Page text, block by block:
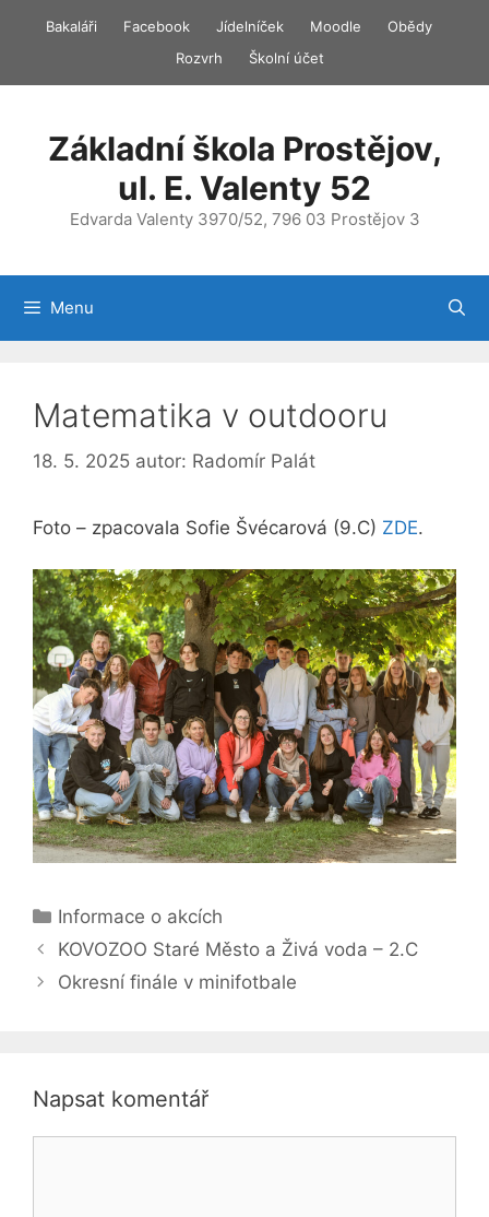
Bakaláři Facebook Jídelníček Moodle
Obědy
Rozvrh
Školní účet
Základní škola Prostějov,
ul. E. Valenty 52
Edvarda Valenty 3970/52, 796 03 Prostějov 3
Menu
Matematika v outdooru
18. 5. 2025 autor: Radomír Palát
Foto – zpacovala Sofie Švécarová (9.C) ZDE.
Rubriky
Informace o akcích
KOVOZOO Staré Město a Živá voda – 2.C
Okresní finále v minifotbale
Napsat komentář